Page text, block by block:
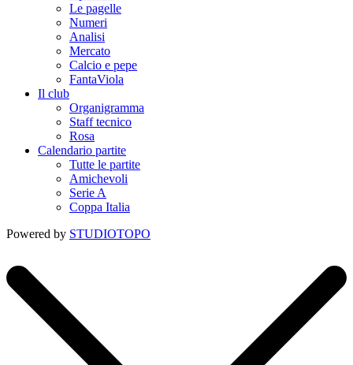
Le pagelle
Numeri
Analisi
Mercato
Calcio e pepe
FantaViola
Il club
Organigramma
Staff tecnico
Rosa
Calendario partite
Tutte le partite
Amichevoli
Serie A
Coppa Italia
Powered by STUDIOTOPO